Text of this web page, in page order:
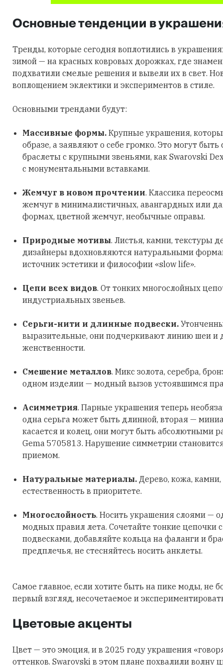
Основные тенденции в
Тренды, которые сегодня воплотились в
зимой — на красных ковровых дорожках, где
подхватили смелые решения и вывели их в свет.
воплощением эклектики и экспериментов в стиле.
Основными трендами будут:
Массивные формы. Крупные украшения,
образе, а заявляют о себе громко. Это могут быть
браслеты с крупными звеньями, как Swarovski
с монументальными вставками.
Жемчуг в новом прочтении. Классика
жемчуг в минималистичных, авангардных или
формах, цветной жемчуг, необычные оправы.
Природные мотивы. Листья, камни, текстуры
дизайнеры вдохновляются натуральными
источник эстетики и философии «slow life».
Цепи всех видов. От тонких многослойных
индустриальных звеньев.
Серьги-нити и длинные подвески.
выразительные, они подчеркивают линию шеи и
женственности.
Смешение металлов. Микс золота, серебра,
одном изделии — модный вызов устоявшимся
Асимметрия. Парные украшения теперь
одна серьга может быть длинной, вторая —
касается и колец, они могут быть абсолютными
Gema 5705813. Нарушение симметрии
приемом.
Натуральные материалы. Дерево, кожа,
естественность в приоритете.
Многослойность. Носить украшения слоями —
модных правил лета. Сочетайте тонкие цепочки
подвесками, добавляйте кольца на фаланги и
предплечья, не стесняйтесь носить анклеты.
Самое главное, если хотите быть на пике моды, не
первый взгляд, несочетаемое и
Цветовые акценты
Цвет — это эмоция, и в 2025 году украшения
оттенков. Swarovski в этом плане похвалили волну